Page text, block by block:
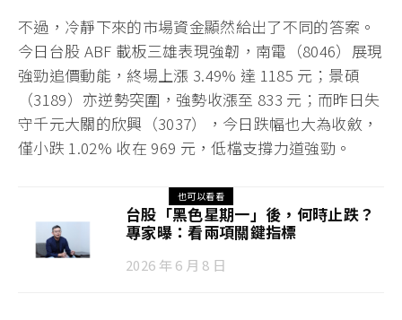
不過，冷靜下來的市場資金顯然給出了不同的答案。
今日台股 ABF 載板三雄表現強韌，南電（8046）展現
強勁追價動能，終場上漲 3.49% 達 1185 元；景碩
（3189）亦逆勢突圍，強勢收漲至 833 元；而昨日失
守千元大關的欣興（3037），今日跌幅也大為收斂，
僅小跌 1.02% 收在 969 元，低檔支撐力道強勁。
也可以看看
台股「黑色星期一」後，何時止跌？
專家曝：看兩項關鍵指標
2026 年 6 月 8 日